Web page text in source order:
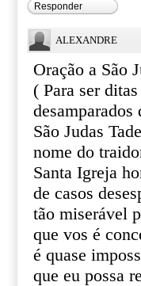
Responder
ALEXANDRE
Oração a São
( Para ser
São Judas
nome do
Santa Igreja
de casos
tão miserável
que vos é
é quase
que eu possa